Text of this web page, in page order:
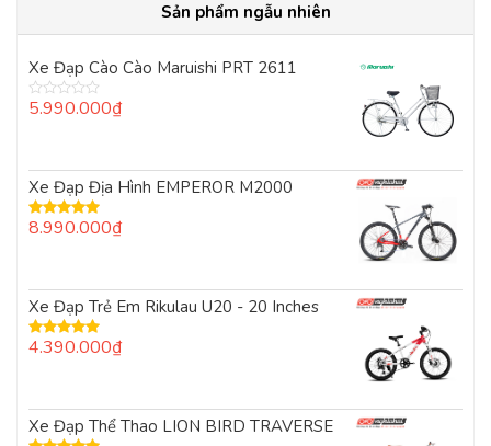
Sản phẩm ngẫu nhiên
Xe Đạp Cào Cào Maruishi PRT 2611
Được
5
sao
5.990.000₫
Xe Đạp Địa Hình EMPEROR M2000
Được xếp
8.990.000₫
Xe Đạp Trẻ Em Rikulau U20 - 20 Inches
Được xếp
4.390.000₫
Xe Đạp Thể Thao LION BIRD TRAVERSE